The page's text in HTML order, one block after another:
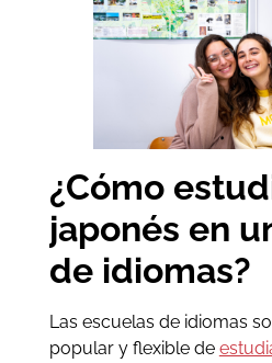
¿Cómo
japonés en
de idiomas?
Las escuelas de idiomas
popular y flexible de